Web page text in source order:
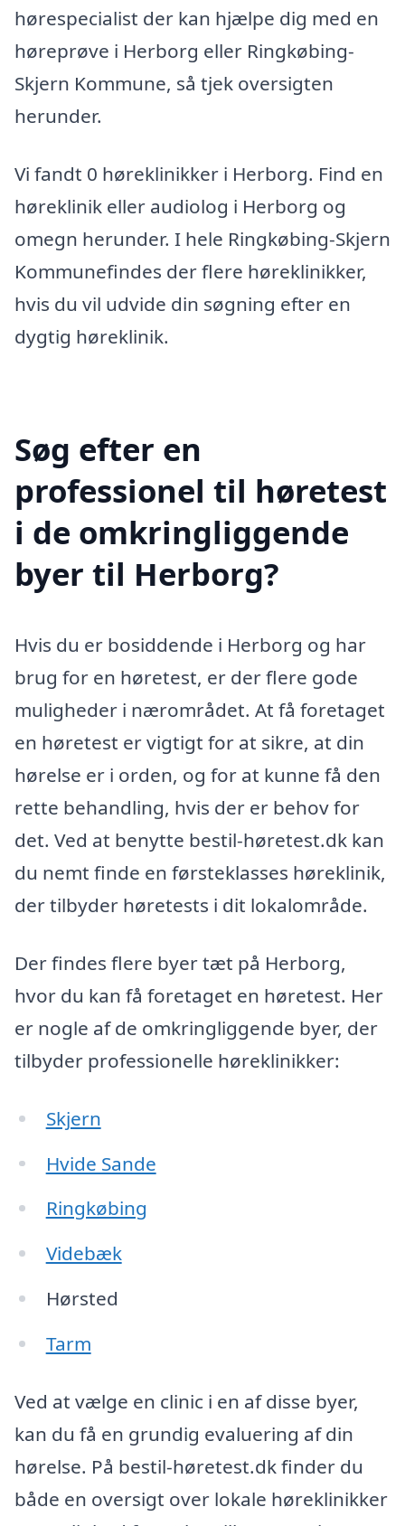
hørespecialist der kan hjælpe dig med en
høreprøve i Herborg eller Ringkøbing-
Skjern Kommune, så tjek oversigten
herunder.
Vi fandt 0 høreklinikker i Herborg. Find en
høreklinik eller audiolog i Herborg og
omegn herunder. I hele Ringkøbing-Skjern
Kommunefindes der flere høreklinikker,
hvis du vil udvide din søgning efter en
dygtig høreklinik.
Søg efter en
professionel til høretest
i de omkringliggende
byer til Herborg?
Hvis du er bosiddende i Herborg og har
brug for en høretest, er der flere gode
muligheder i nærområdet. At få foretaget
en høretest er vigtigt for at sikre, at din
hørelse er i orden, og for at kunne få den
rette behandling, hvis der er behov for
det. Ved at benytte bestil-høretest.dk kan
du nemt finde en førsteklasses høreklinik,
der tilbyder høretests i dit lokalområde.
Der findes flere byer tæt på Herborg,
hvor du kan få foretaget en høretest. Her
er nogle af de omkringliggende byer, der
tilbyder professionelle høreklinikker:
Skjern
Hvide Sande
Ringkøbing
Videbæk
Hørsted
Tarm
Ved at vælge en clinic i en af disse byer,
kan du få en grundig evaluering af din
hørelse. På bestil-høretest.dk finder du
både en oversigt over lokale høreklinikker